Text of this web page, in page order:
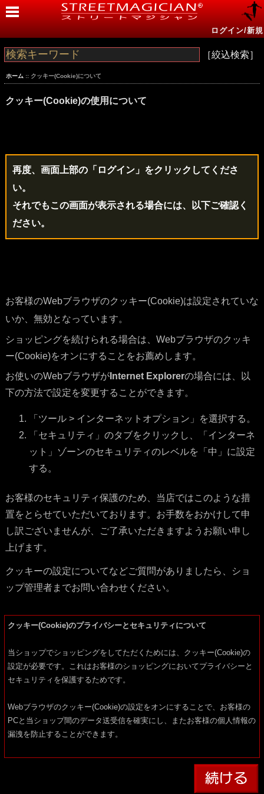
ログイン/新規
［絞込検索］
ホーム :: クッキー(Cookie)について
クッキー(Cookie)の使用について
再度、画面上部の「ログイン」をクリックしてくださ
い。
それでもこの画面が表示される場合には、以下ご確認く
ださい。
お客様のWebブラウザのクッキー(Cookie)は設定されていな
いか、無効となっています。
ショッピングを続けられる場合は、Webブラウザのクッキ
ー(Cookie)をオンにすることをお薦めします。
お使いのWebブラウザが Internet Explorerの場合には、以
下の方法で設定を変更することができます。
「ツール > インターネットオプション」を選択する。
「セキュリティ」のタブをクリックし、「インターネ
ット」ゾーンのセキュリティのレベルを「中」に設定
する。
お客様のセキュリティ保護のため、当店ではこのような措
置をとらせていただいております。お手数をおかけして申
し訳ございませんが、ご了承いただきますようお願い申し
上げます。
クッキーの設定についてなどご質問がありましたら、ショ
ップ管理者までお問い合わせください。
クッキー(Cookie)のプライバシーとセキュリティについて
当ショップでショッピングをしてただくためには、クッキー(Cookie)の
設定が必要です。これはお客様のショッピングにおいてプライバシーと
セキュリティを保護するためです。
Webブラウザのクッキー(Cookie)の設定をオンにすることで、お客様の
PCと当ショップ間のデータ送受信を確実にし、またお客様の個人情報の
漏洩を防止することができます。